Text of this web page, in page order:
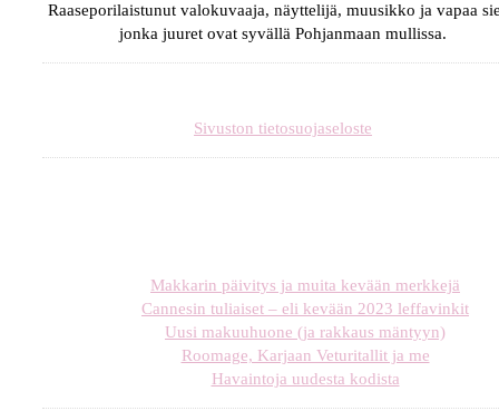
Raaseporilaistunut valokuvaaja, näyttelijä, muusikko ja vapaa
jonka juuret ovat syvällä Pohjanmaan mullissa.
Sivuston tietosuojaseloste
Makkarin päivitys ja muita kevään merkkejä
Cannesin tuliaiset – eli kevään 2023 leffavinkit
Uusi makuuhuone (ja rakkaus mäntyyn)
Roomage, Karjaan Veturitallit ja me
Havaintoja uudesta kodista